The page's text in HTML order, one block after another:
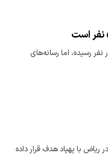
روزنامه آمریکایی، تلفات جنگ در یمن به دستکم ۵۰ هزار نفر رسیده، اما رسانه‌های
با پهپاد هدف قرار داده